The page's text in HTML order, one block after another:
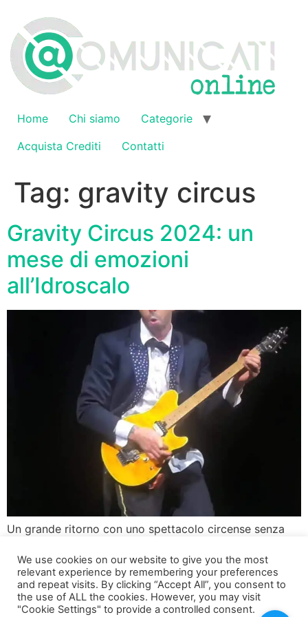
contenuto
Home Chi siamo
Categorie
Acquista Crediti
Contatti
Tag: gravity circus
Gravity Circus 2024: un
mese di emozioni
all’Idroscalo
Un grande ritorno con uno spettacolo circense senza
con un evento imperdibile che promette di regalare
emozioni uniche e spettacolari. Dal 9 novembre all’8
dicembre 2024, il Gravity Circus farà emozionare il
pubblico milanese con il suo nuovo e audace spettacolo
We use cookies on our website to give you the most
relevant experience by remembering your preferences
and repeat visits. By clicking “Accept All”, you consent to
the use of ALL the cookies. However, you may visit
"Cookie Settings" to provide a controlled consent.